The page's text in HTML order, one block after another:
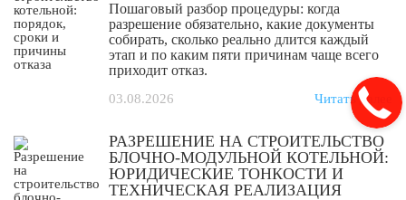
Пошаговый разбор процедуры: когда
разрешение обязательно, какие документы
собирать, сколько реально длится каждый
этап и по каким пяти причинам чаще всего
приходит отказ.
03.08.2026 Читать далее
РАЗРЕШЕНИЕ НА СТРОИТЕЛЬСТВО
БЛОЧНО-МОДУЛЬНОЙ КОТЕЛЬНОЙ:
ЮРИДИЧЕСКИЕ ТОНКОСТИ И
ТЕХНИЧЕСКАЯ РЕАЛИЗАЦИЯ